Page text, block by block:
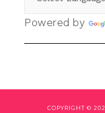
Powered by
COPYRIGHT ©